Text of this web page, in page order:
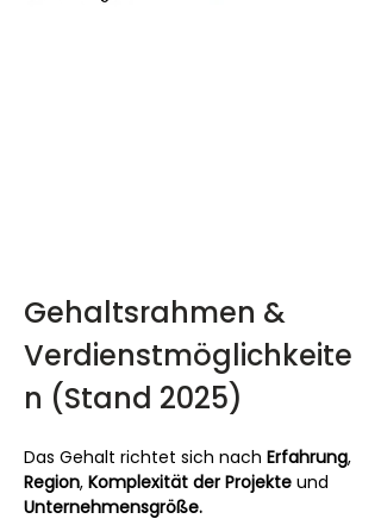
Gehaltsrahmen &
Verdienstmöglichkeite
n (Stand 2025)
Das Gehalt richtet sich nach Erfahrung,
Region, Komplexität der Projekte und
Unternehmensgröße.